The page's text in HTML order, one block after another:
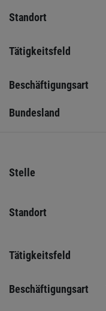
Standort
Tätigkeitsfeld
Beschäftigungsart
Bundesland
Stelle
Standort
Tätigkeitsfeld
Beschäftigungsart